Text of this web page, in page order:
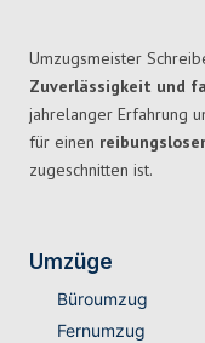
Umzugsmeister
Zuverlässigkeit und
jahrelanger Erfahrung
für einen
zugeschnitten ist.
Umzüge
Büroumzug
Fernumzug